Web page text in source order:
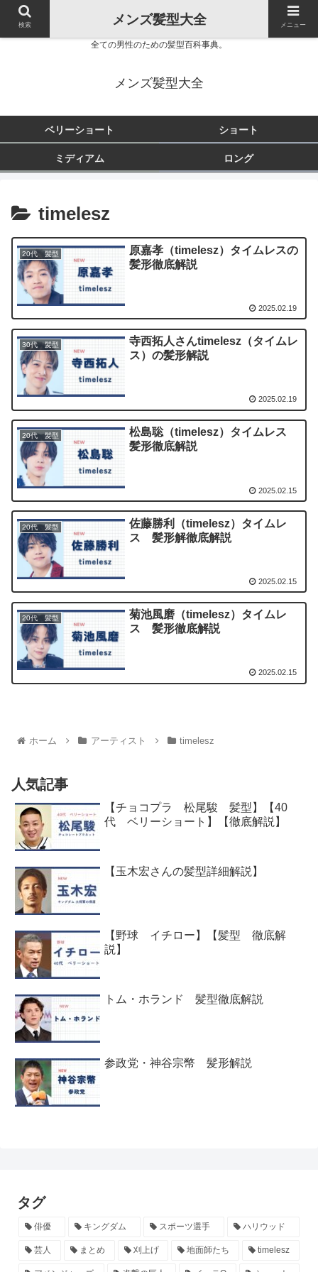
全ての男性のための髪型百科事典。
メンズ髪型大全
ベリーショート ショート
ミディアム ロング
timelesz
20代 髪型
原嘉孝（timelesz）タイムレスの
髪形徹底解説
2025.02.19
30代 髪型
寺西拓人さんtimelesz（タイムレ
ス）の髪形解説
2025.02.19
20代 髪型
松島聡（timelesz）タイムレス
髪形徹底解説
2025.02.15
20代 髪型
佐藤勝利（timelesz）タイムレ
ス 髪形解徹底解説
2025.02.15
20代 髪型
菊池風磨（timelesz）タイムレ
ス 髪形徹底解説
2025.02.15
ホーム アーティスト timelesz
人気記事
【チョコプラ 松尾駿 髪型】【40
代 ベリーショート】【徹底解説】
【玉木宏さんの髪型詳細解説】
【野球 イチロー】【髪型 徹底解
説】
トム・ホランド 髪型徹底解説
参政党・神谷宗幣 髪形解説
タグ
俳優 キングダム スポーツ選手 ハリウッド
芸人 まとめ 刈上げ 地面師たち timelesz
検索 メンズ髪型大全 メニュー